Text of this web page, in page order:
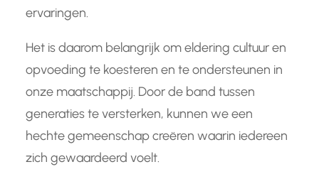
ervaringen.
Het is daarom belangrijk om eldering cultuur en
opvoeding te koesteren en te ondersteunen in
onze maatschappij. Door de band tussen
generaties te versterken, kunnen we een
hechte gemeenschap creëren waarin iedereen
zich gewaardeerd voelt.